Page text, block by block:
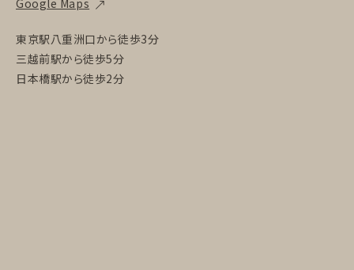
東京駅八重洲口から徒歩3分
三越前駅から徒歩5分
日本橋駅から徒歩2分